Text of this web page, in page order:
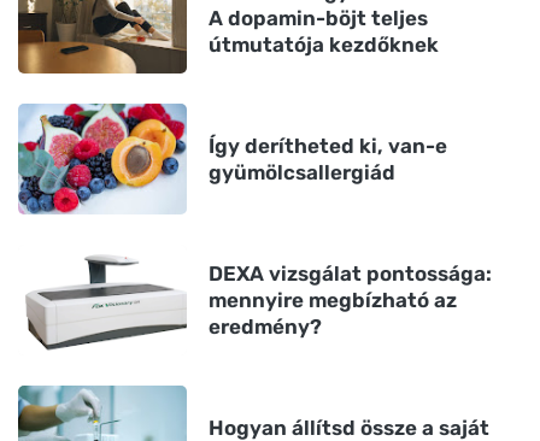
A dopamin-böjt teljes
útmutatója kezdőknek
Így derítheted ki, van-e
gyümölcsallergiád
DEXA vizsgálat pontossága:
mennyire megbízható az
eredmény?
Hogyan állítsd össze a saját